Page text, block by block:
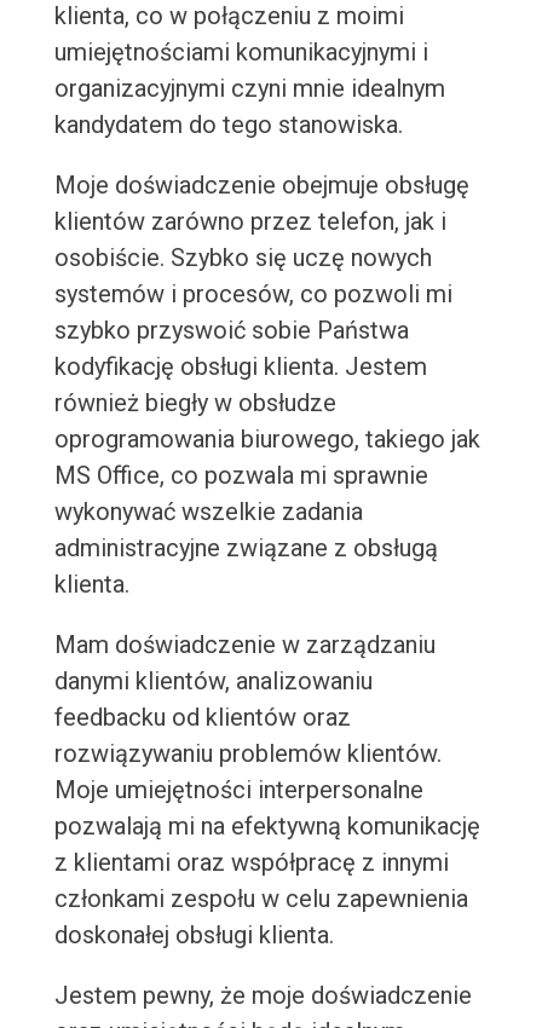
klienta, co w połączeniu z moimi
umiejętnościami komunikacyjnymi i
organizacyjnymi czyni mnie idealnym
kandydatem do tego stanowiska.
Moje doświadczenie obejmuje obsługę
klientów zarówno przez telefon, jak i
osobiście. Szybko się uczę nowych
systemów i procesów, co pozwoli mi
szybko przyswoić sobie Państwa
kodyfikację obsługi klienta. Jestem
również biegły w obsłudze
oprogramowania biurowego, takiego jak
MS Office, co pozwala mi sprawnie
wykonywać wszelkie zadania
administracyjne związane z obsługą
klienta.
Mam doświadczenie w zarządzaniu
danymi klientów, analizowaniu
feedbacku od klientów oraz
rozwiązywaniu problemów klientów.
Moje umiejętności interpersonalne
pozwalają mi na efektywną komunikację
z klientami oraz współpracę z innymi
członkami zespołu w celu zapewnienia
doskonałej obsługi klienta.
Jestem pewny, że moje doświadczenie